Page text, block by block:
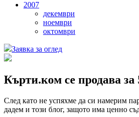
2007
декември
ноември
октомври
Заявка за оглед
Кърти.ком се продава за
След като не успяхме да си намерим
дадем и този блог, защото има ценно